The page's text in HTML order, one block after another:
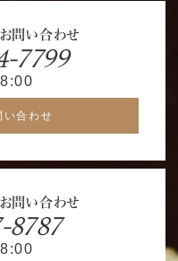
問い合わせ
7799
い合わせ
問い合わせ
8787